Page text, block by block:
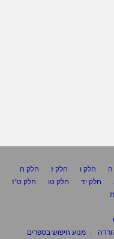
ה חלק ו חלק ז
חלק ח
חלק יד חלק טו
חלק ט"ז
מנוע חיפוש בספרים